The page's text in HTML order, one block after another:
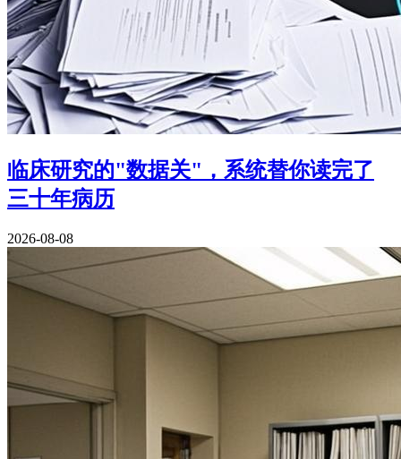
临床研究的"数据关"，系统替你读完了
三十年病历
2026-08-08